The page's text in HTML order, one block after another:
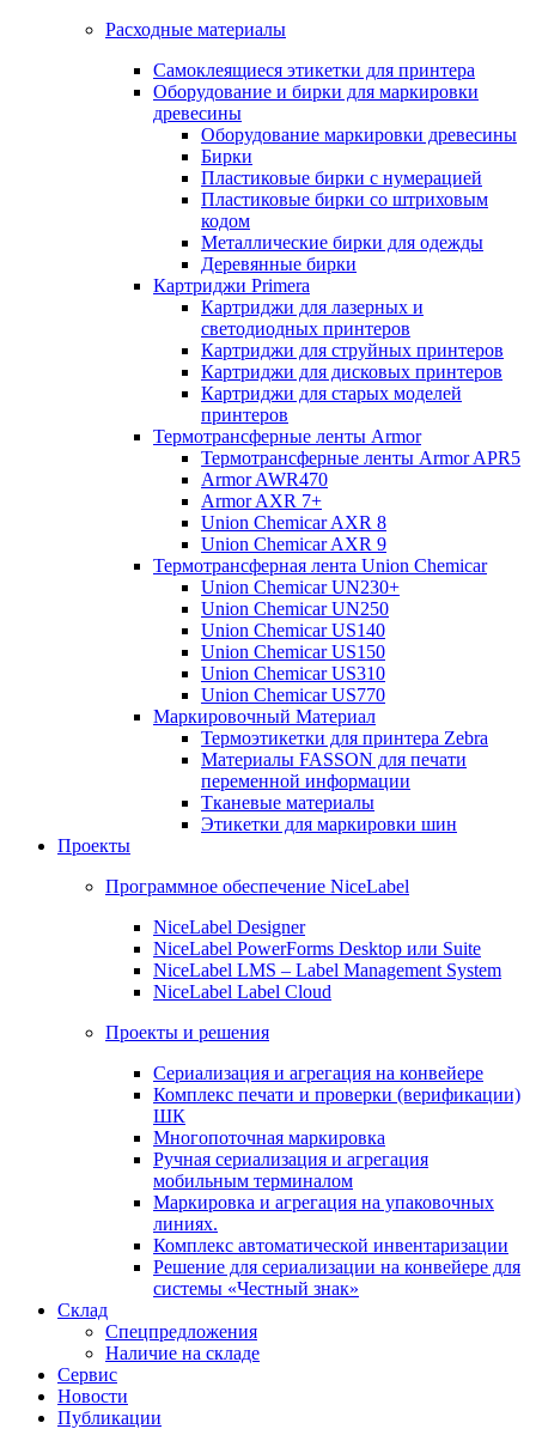
Расходные материалы
Самоклеящиеся этикетки для принтера
Оборудование и бирки для маркировки
древесины
Оборудование маркировки древесины
Бирки
Пластиковые бирки с нумерацией
Пластиковые бирки со штриховым
кодом
Металлические бирки для одежды
Деревянные бирки
Картриджи Primera
Картриджи для лазерных и
светодиодных принтеров
Картриджи для струйных принтеров
Картриджи для дисковых принтеров
Картриджи для старых моделей
принтеров
Термотрансферные ленты Armor
Термотрансферные ленты Armor APR5
Armor AWR470
Armor AXR 7+
Union Chemicar AXR 8
Union Chemicar AXR 9
Термотрансферная лента Union Chemicar
Union Chemicar UN230+
Union Chemicar UN250
Union Chemicar US140
Union Chemicar US150
Union Chemicar US310
Union Chemicar US770
Маркировочный Материал
Термоэтикетки для принтера Zebra
Материалы FASSON для печати
переменной информации
Тканевые материалы
Этикетки для маркировки шин
Проекты
Программное обеспечение NiceLabel
NiceLabel Designer
NiceLabel PowerForms Desktop или Suite
NiceLabel LMS – Label Management System
NiceLabel Label Cloud
Проекты и решения
Сериализация и агрегация на конвейере
Комплекс печати и проверки (верификации)
ШК
Многопоточная маркировка
Ручная сериализация и агрегация
мобильным терминалом
Маркировка и агрегация на упаковочных
линиях.
Комплекс автоматической инвентаризации
Решение для сериализации на конвейере для
системы «Честный знак»
Склад
Спецпредложения
Наличие на складе
Сервис
Новости
Публикации